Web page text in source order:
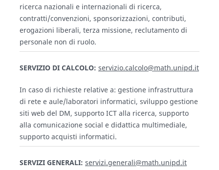
ricerca nazionali e internazionali di ricerca,
contratti/convenzioni, sponsorizzazioni, contributi,
erogazioni liberali, terza missione, reclutamento di
personale non di ruolo.
SERVIZIO DI CALCOLO: servizio.calcolo@math.unipd.it
In caso di richieste relative a: gestione infrastruttura
di rete e aule/laboratori informatici, sviluppo gestione
siti web del DM, supporto ICT alla ricerca, supporto
alla comunicazione social e didattica multimediale,
supporto acquisti informatici.
SERVIZI GENERALI: servizi.generali@math.unipd.it